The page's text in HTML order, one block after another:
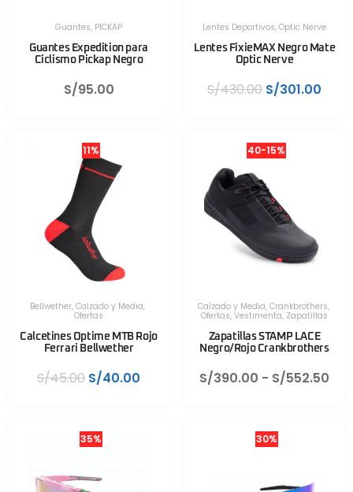
Guantes, PICKAP
Guantes Expedition para
Ciclismo Pickap Negro
S/95.00
Lentes Deportivos, Optic Nerve
Lentes FixieMAX Negro Mate
Optic Nerve
S/430.00 S/301.00
11%
Bellwether, Calzado y Media,
Ofertas
Calcetines Optime MTB Rojo
Ferrari Bellwether
S/45.00 S/40.00
40-15%
Calzado y Media, Crankbrothers,
Ofertas, Vestimenta, Zapatillas
Zapatillas STAMP LACE
Negro/Rojo Crankbrothers
S/390.00 - S/552.50
35% 30%